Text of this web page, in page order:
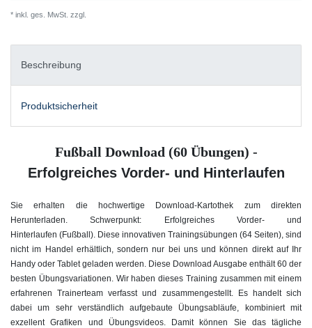
* inkl. ges. MwSt. zzgl.
Beschreibung
Produktsicherheit
Fußball Download (60 Übungen) -
Erfolgreiches Vorder- und Hinterlaufen
Sie erhalten die hochwertige Download-Kartothek zum direkten
Herunterladen. Schwerpunkt: Erfolgreiches Vorder- und
Hinterlaufen (Fußball). Diese innovativen Trainingsübungen (64 Seiten), sind
nicht im Handel erhältlich, sondern nur bei uns und können direkt auf Ihr
Handy oder Tablet geladen werden. Diese Download Ausgabe enthält 60 der
besten Übungsvariationen. Wir haben dieses Training zusammen mit einem
erfahrenen Trainerteam verfasst und zusammengestellt. Es handelt sich
dabei um sehr verständlich aufgebaute Übungsabläufe, kombiniert mit
exzellent Grafiken und Übungsvideos. Damit können Sie das tägliche